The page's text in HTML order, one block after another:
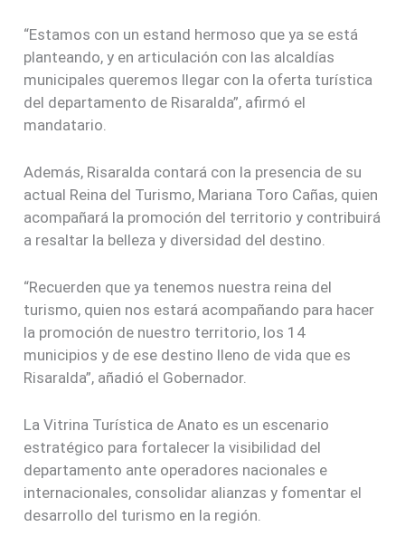
“Estamos con un estand hermoso que ya se está
planteando, y en articulación con las alcaldías
municipales queremos llegar con la oferta turística
del departamento de Risaralda”, afirmó el
mandatario.
Además, Risaralda contará con la presencia de su
actual Reina del Turismo, Mariana Toro Cañas, quien
acompañará la promoción del territorio y contribuirá
a resaltar la belleza y diversidad del destino.
“Recuerden que ya tenemos nuestra reina del
turismo, quien nos estará acompañando para hacer
la promoción de nuestro territorio, los 14
municipios y de ese destino lleno de vida que es
Risaralda”, añadió el Gobernador.
La Vitrina Turística de Anato es un escenario
estratégico para fortalecer la visibilidad del
departamento ante operadores nacionales e
internacionales, consolidar alianzas y fomentar el
desarrollo del turismo en la región.